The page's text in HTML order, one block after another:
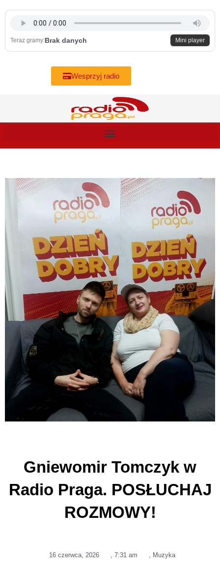
content
Teraz gramy:Brak danych Mini player
Wesprzyj radio
Gniewomir Tomczyk w
Radio Praga. POSŁUCHAJ
ROZMOWY!
16 czerwca, 2026 7:31 am Muzyka